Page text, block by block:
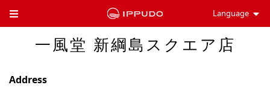
Toggle Header Menu Language
一風堂 新綱島スクエア店
Address